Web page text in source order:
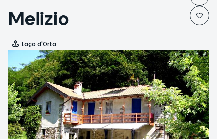
Melizio
Lago d'Orta